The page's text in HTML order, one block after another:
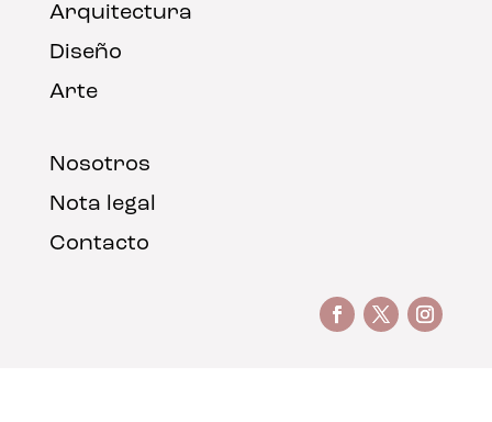
Arquitectura
Diseño
Arte
Nosotros
Nota legal
Contacto